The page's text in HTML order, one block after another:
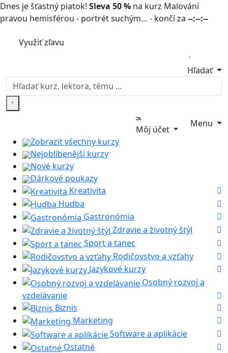
Dnes je šťastný piatok! Sleva 50 % na kurz Malování
pravou hemisférou - portrét suchým… - končí za --:--:--
Využiť zľavu
Hľadať
Môj účet
Menu
Zobrazit všechny kurzy
Nejoblíbenější kurzy
Nové kurzy
Dárkové poukazy
Kreativita
Hudba
Gastronómia
Zdravie a životný štýl
Sport a tanec
Rodičovstvo a vzťahy
Jazykové kurzy
Osobný rozvoj a
vzdelávanie
Biznis
Marketing
Software a aplikácie
Ostatné